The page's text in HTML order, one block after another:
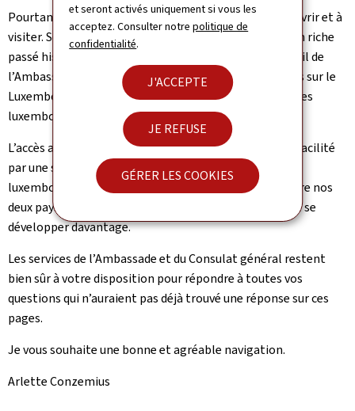
et seront activés uniquement si vous les
acceptez. Consulter notrepolitique de
confidentialité.
J'ACCEPTE
JE REFUSE
GÉRER LES COOKIES
Pourtant, le Luxembourg reste encore un pays à découvrir et à
visiter. Seul Grand-Duché au monde, notre pays joint un riche
passé historique à une modernité exemplaire. Le portail de
l’Ambassade vous présente des informations pratiques sur le
Luxembourg ainsi que sur des manifestations culturelles
luxembourgeoises en Belgique.
L’accès au Luxembourg « virtuel » vous est également facilité
par une série de liens sur la politique et l’économie
luxembourgeoises. Car les relations économiques entre nos
deux pays, bien que déjà très importantes, méritent de se
développer davantage.
Les services de l’Ambassade et du Consulat général restent
bien sûr à votre disposition pour répondre à toutes vos
questions qui n’auraient pas déjà trouvé une réponse sur ces
pages.
Je vous souhaite une bonne et agréable navigation.
Arlette Conzemius